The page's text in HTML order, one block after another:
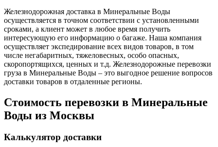
Железнодорожная доставка в Минеральные Воды
осуществляется в точном соответствии с установленными
сроками, а клиент может в любое время получить
интересующую его информацию о багаже. Наша компания
осуществляет экспедирование всех видов товаров, в том
числе негабаритных, тяжеловесных, особо опасных,
скоропортящихся, ценных и т.д. Железнодорожные перевозки
груза в Минеральные Воды – это выгодное решение вопросов
доставки товаров в отдаленные регионы.
Стоимость перевозки в Минеральные
Воды из Москвы
Калькулятор доставки